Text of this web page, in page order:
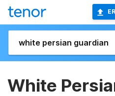
White